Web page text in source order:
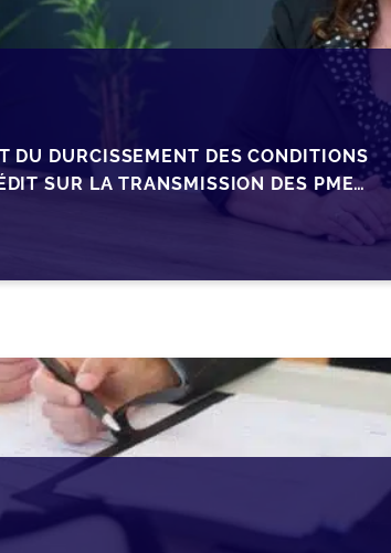
DU DURCISSEMENT DES CONDITIONS
SUR LA TRANSMISSION DES PME